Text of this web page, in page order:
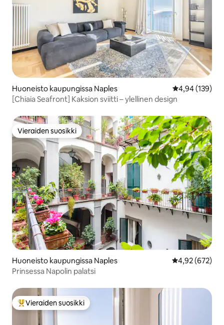
Huoneisto kaupungissa Naples
4,94 (139)
[Chiaia Seafront] Kaksion sviitti – ylellinen design
Vieraiden suosikki
Vieraiden suosikki
Huoneisto kaupungissa Naples
4,92 (672)
Prinsessa Napolin palatsi
Vieraiden suosikkien parhaimmistoa
Vieraiden suosikki